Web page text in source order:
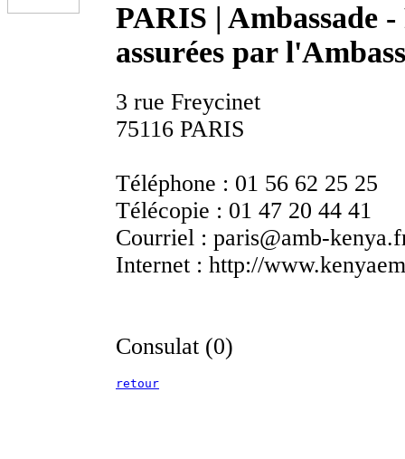
PARIS | Ambassade -
assurées par
3 rue Freycinet
75116 PARIS
Téléphone : 01 56 62 25 25
Télécopie : 01 47 20 44 41
Courriel : paris@amb-
Internet : http://
Consulat (0)
retour